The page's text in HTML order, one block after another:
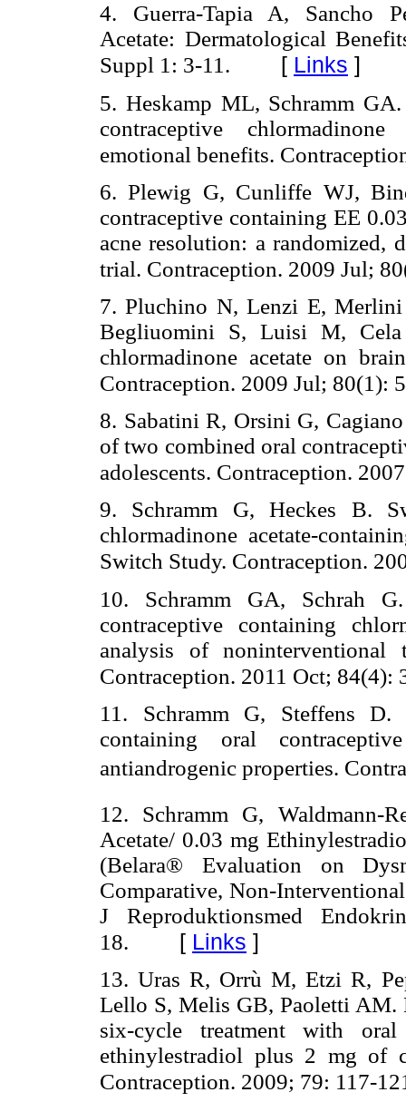
4. Guerra-Tapia A, Sancho
Acetate: Dermatological
Suppl 1: 3-11. [ Links ]
5. Heskamp ML, Schramm
contraceptive
emotional benefits.
6. Plewig G, Cunliffe WJ,
contraceptive containing EE
acne resolution: a randomized,
trial. Contraception. 2009 Jul;
7. Pluchino N, Lenzi E,
Begliuomini S, Luisi M,
chlormadinone acetate on
Contraception. 2009 Jul; 80(1):
8. Sabatini R, Orsini G,
of two combined oral
adolescents. Contraception.
9. Schramm G, Heckes B.
chlormadinone acetate-
Switch Study. Contraception.
10. Schramm GA, Schrah
contraceptive containing
analysis of
Contraception. 2011 Oct; 84(4):
11. Schramm G, Steffens
containing oral
antiandrogenic properties.
12. Schramm G,
Acetate/ 0.03 mg
(Belara® Evaluation on
Comparative, Non-
J Reproduktionsmed
18. [ Links ]
13. Uras R, Orrù M, Etzi R,
Lello S, Melis GB, Paoletti AM.
six-cycle treatment with
ethinylestradiol plus 2 mg of
Contraception. 2009; 79: 117-